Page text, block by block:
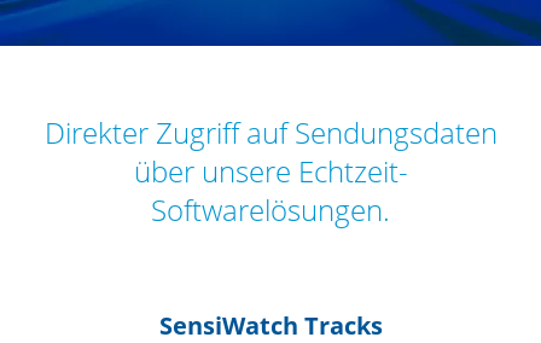
Direkter Zugriff auf Sendungsdaten
über unsere Echtzeit-
Softwarelösungen.
SensiWatch Tracks